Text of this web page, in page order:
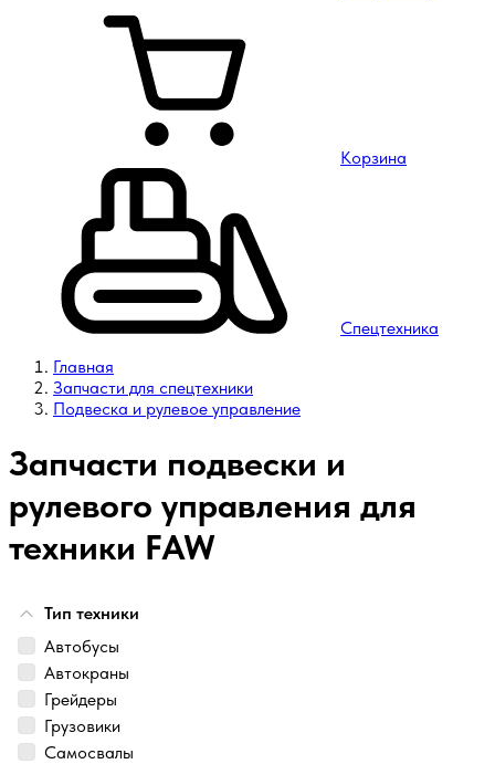
Корзина
Спецтехника
Главная
Запчасти для спецтехники
Подвеска и рулевое управление
Запчасти подвески и
рулевого управления для
техники FAW
Тип техники
Автобусы
Автокраны
Грейдеры
Грузовики
Самосвалы